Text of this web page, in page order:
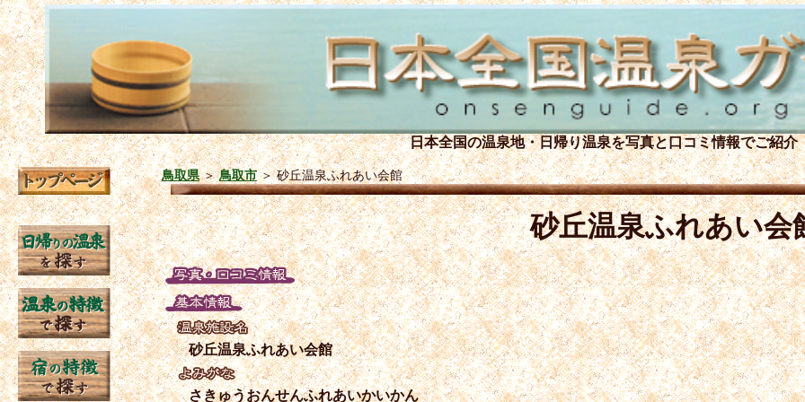
日本全国の温泉地・日帰り温泉を写真と口コミ情報でご紹介
鳥取県＞鳥取市＞砂丘温泉ふれあい会館
砂丘温泉ふれあい会
砂丘温泉ふれあい会館
さきゅうおんせんふれあいかいかん